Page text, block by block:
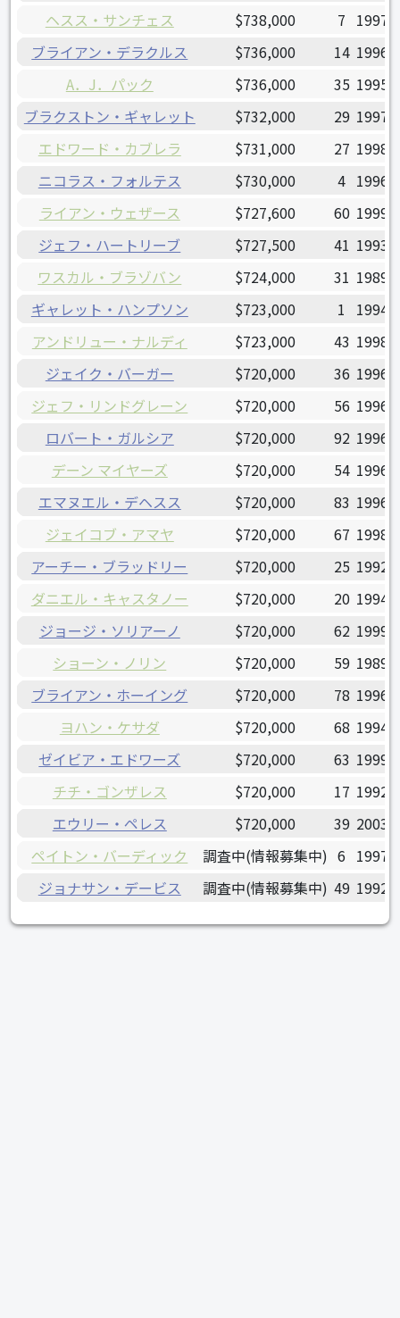
ヘスス・サンチェス
$738,000 7 1997/
ブライアン・デラクルス
$736,000 14 1996/
A．J．パック
$736,000 35 1995/
ブラクストン・ギャレット
$732,000 29 1997/
エドワード・カブレラ
$731,000 27 1998/
ニコラス・フォルテス
$730,000 4 1996/
ライアン・ウェザース
$727,600 60 1999/
ジェフ・ハートリーブ
$727,500 41 1993/
ワスカル・ブラゾバン
$724,000 31 1989/
ギャレット・ハンプソン
$723,000 1
1994/
アンドリュー・ナルディ
$723,000 43 1998/
ジェイク・バーガー
$720,000 36 1996/
ジェフ・リンドグレーン
$720,000 56 1996/
ロバート・ガルシア
$720,000 92 1996/
デーン マイヤーズ
$720,000 54 1996/
エマヌエル・デヘスス
$720,000 83 1996/
ジェイコブ・アマヤ
$720,000 67 1998/
アーチー・ブラッドリー
$720,000 25 1992/
ダニエル・キャスタノー
$720,000 20 1994/
ジョージ・ソリアーノ
$720,000 62 1999/
ショーン・ノリン
$720,000 59 1989/
ブライアン・ホーイング
$720,000 78 1996/
ヨハン・ケサダ
$720,000 68 1994/
ゼイビア・エドワーズ
$720,000 63 1999/
チチ・ゴンザレス
$720,000 17 1992/
エウリー・ペレス
$720,000 39 2003/
ペイトン・バーディック
調査中(情報募集中) 6 1997/
ジョナサン・デービス
調査中(情報募集中) 49 1992/